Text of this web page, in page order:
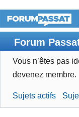
Forum
Accueil
Devenir
Vous n’êtes pas
devenez membre.
Sujets actifs